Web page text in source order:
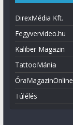
DirexMédia Kft.
Fegyvervideo.hu
Kaliber Magazin
TattooMánia
ÓraMagazinOnline
Túlélés